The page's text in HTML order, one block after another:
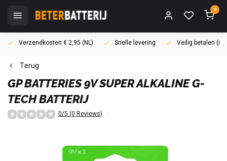
0
Verzendkosten € 2,95 (NL) Snelle levering Veilig betalen
Terug
GP BATTERIES9V SUPER ALKALINE G-
TECH BATTERIJ
0/5 (0 Reviews)